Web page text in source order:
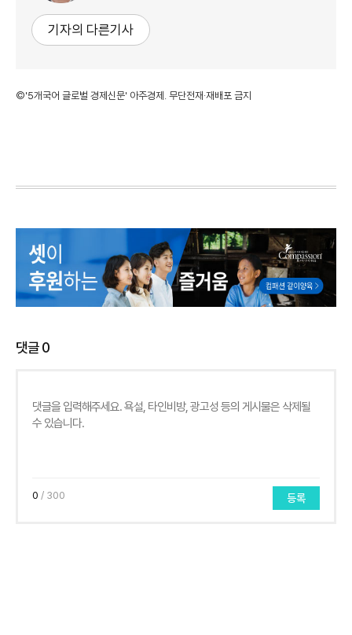
기자의 다른기사
©'5개국어 글로벌 경제신문' 아주경제. 무단전재·재배포 금지
댓글0
0 / 300 등록